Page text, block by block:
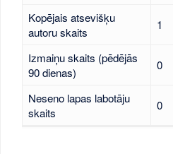
Kopējais atsevišķu
autoru skaits
1
Izmaiņu skaits (pēdējās
90 dienas)
0
Neseno lapas labotāju
skaits
0